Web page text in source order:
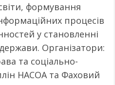
формування
процесів
у становленні
держави. Організатори:
та соціально-
НАСОА та Фаховий